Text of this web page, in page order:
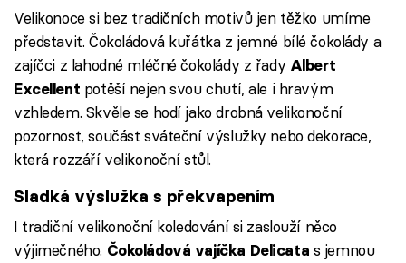
Velikonoce si bez tradičních motivů jen těžko umíme
představit. Čokoládová kuřátka z jemné bílé čokolády a
zajíčci z lahodné mléčné čokolády z řady Albert
Excellent potěší nejen svou chutí, ale i hravým
vzhledem. Skvěle se hodí jako drobná velikonoční
pozornost, součást sváteční výslužky nebo dekorace,
která rozzáří velikonoční stůl.
Sladká výslužka s překvapením
I tradiční velikonoční koledování si zaslouží něco
výjimečného. Čokoládová vajíčka Delicata s jemnou